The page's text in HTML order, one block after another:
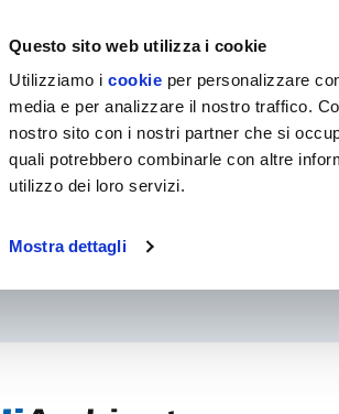
Questo sito web utilizza i cookie
Utilizziamo icookie per personalizzare
media e per analizzare il nostro traffico.
nostro sito con i nostri partner che si
quali potrebbero combinarle con altre
utilizzo dei loro servizi.
Mostra dettagli